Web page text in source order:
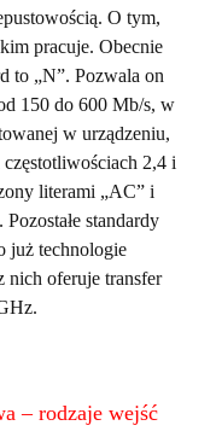
O tym,
pracuje. Obecnie
to „N”. Pozwala on
150 do 600 Mb/s, w
w urządzeniu,
2,4 i
literami „AC” i
standardy
już technologie
nich oferuje transfer
– rodzaje wejść